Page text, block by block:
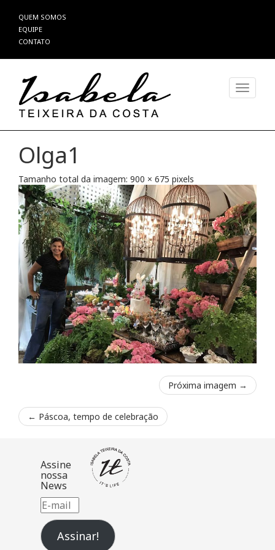
Pular
para
o
QUEM SOMOS
EQUIPE
CONTATO
Olga1
Tamanho total da imagem: 900 × 675 pixels
Próxima imagem →
← Páscoa, tempo de celebração
Assine
nossa
News
E-
mail
Assinar!